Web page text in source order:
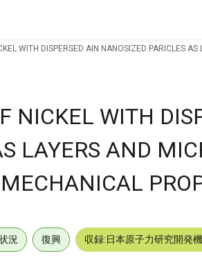
WITH DISPERSED AIN NANOSIZED PARICLES
NICKEL WITH
LAYERS AND
況 復興 収録:日本原子力研究開発